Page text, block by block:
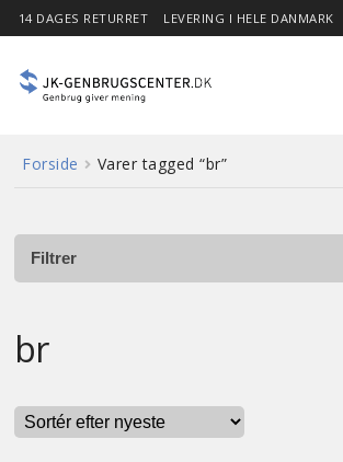
14 DAGES RETURRET LEVERING I HELE DANMARK
Forside
Shop
Forside Varer tagged “br”
Filtrer
br